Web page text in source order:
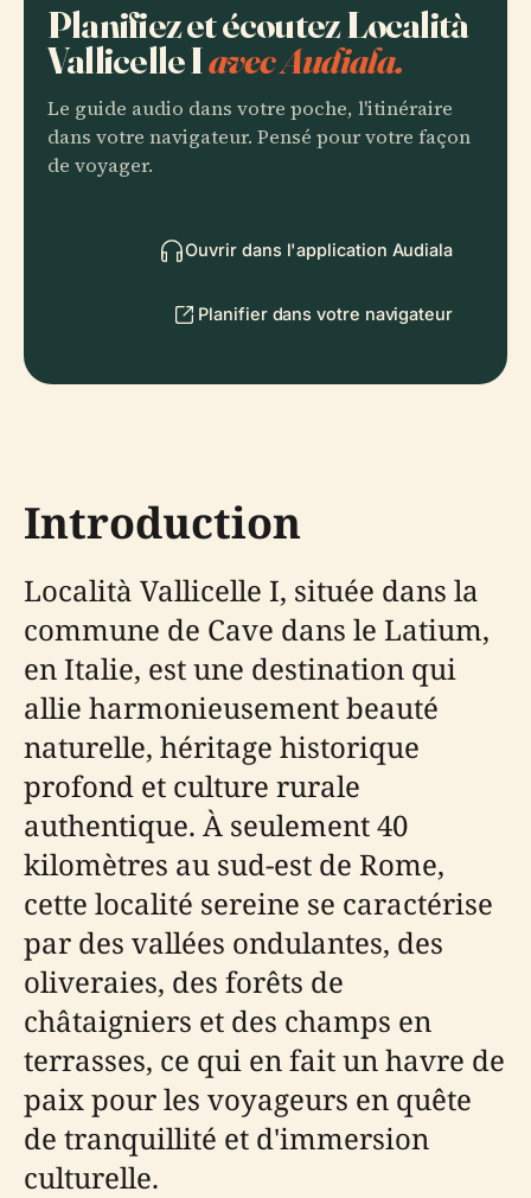
Planifiez et écoutez Località
Vallicelle Iavec Audiala.
Le guide audio dans votre poche, l'itinéraire
dans votre navigateur. Pensé pour votre façon
de voyager.
Ouvrir dans l'application Audiala
Planifier dans votre navigateur
Introduction
Località Vallicelle I, située dans la
commune de Cave dans le Latium,
en Italie, est une destination qui
allie harmonieusement beauté
naturelle, héritage historique
profond et culture rurale
authentique. À seulement 40
kilomètres au sud-est de Rome,
cette localité sereine se caractérise
par des vallées ondulantes, des
oliveraies, des forêts de
châtaigniers et des champs en
terrasses, ce qui en fait un havre de
paix pour les voyageurs en quête
de tranquillité et d'immersion
culturelle.